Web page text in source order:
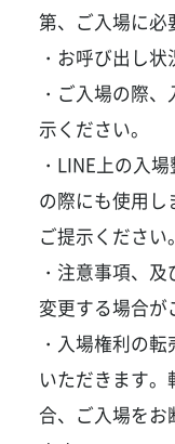
第、ご入場に必
・お呼び出し
・ご入場の際
示ください。
・LINE上の入
の際にも使用し
ご提示ください。
・注意事項、
変更する場合が
・入場権利の
いただきます
合、ご入場を